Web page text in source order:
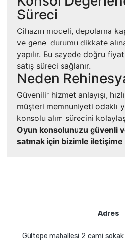
Süreci
Cihazın modeli, depolama
ve genel durumu dikkate
yapılır. Bu sayede doğru
satış süreci sağlanır.
Neden
Güvenilir hizmet anlayışı,
müşteri memnuniyeti odaklı
konsolu alım sürecini
Oyun konsolunuzu güvenli
satmak için bizimle
Adres
Gültepe mahallesi 2 cami